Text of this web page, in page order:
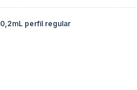
0,2mL perfil regular